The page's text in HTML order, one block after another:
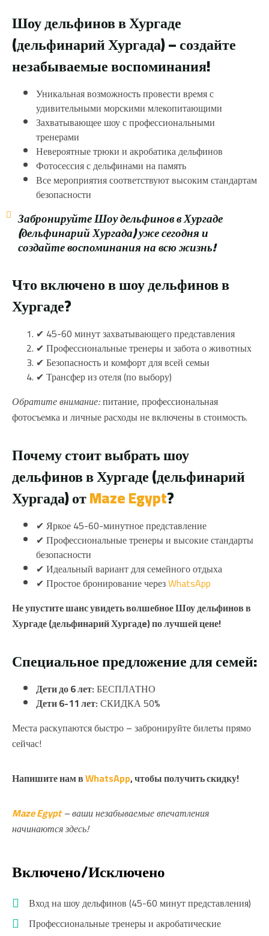
Шоу дельфинов в Хургаде
(дельфинарий Хургада) – создайте
незабываемые воспоминания!
Уникальная возможность провести время с
удивительными морскими млекопитающими
Захватывающее шоу с профессиональными
тренерами
Невероятные трюки и акробатика дельфинов
Фотосессия с дельфинами на память
Все мероприятия соответствуют высоким стандартам
безопасности
Забронируйте Шоу дельфинов в Хургаде
(дельфинарий Хургада) уже сегодня и
создайте воспоминания на всю жизнь!
Что включено в шоу дельфинов в
Хургаде?
✔ 45-60 минут захватывающего представления
✔ Профессиональные тренеры и забота о животных
✔ Безопасность и комфорт для всей семьи
✔ Трансфер из отеля (по выбору)
Обратите внимание:питание, профессиональная
фотосъемка и личные расходы не включены в стоимость.
Почему стоит выбрать шоу
дельфинов в Хургаде (дельфинарий
Хургада) отMaze Egypt?
✔ Яркое 45-60-минутное представление
✔ Профессиональные тренеры и высокие стандарты
безопасности
✔ Идеальный вариант для семейного отдыха
✔ Простое бронирование черезWhatsApp
Не упустите шанс увидеть волшебное Шоу дельфинов в
Хургаде (дельфинарий Хургадe) по лучшей цене!
Специальное предложение для семей:
Дети до 6 лет:БЕСПЛАТНО
Дети 6-11 лет:СКИДКА 50%
Места раскупаются быстро – забронируйте билеты прямо
сейчас!
Напишите нам вWhatsApp, чтобы получить скидку!
Maze Egypt– ваши незабываемые впечатления
начинаются здесь!
Включено/Исключено
Вход на шоу дельфинов (45-60 минут представления)
Профессиональные тренеры и акробатические